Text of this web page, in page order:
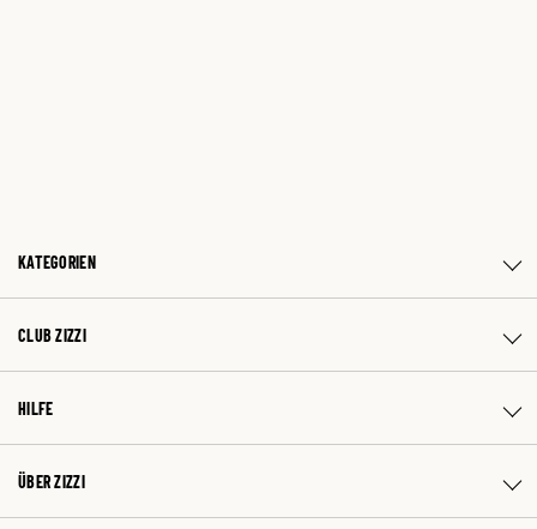
KATEGORIEN
CLUB ZIZZI
HILFE
ÜBER ZIZZI